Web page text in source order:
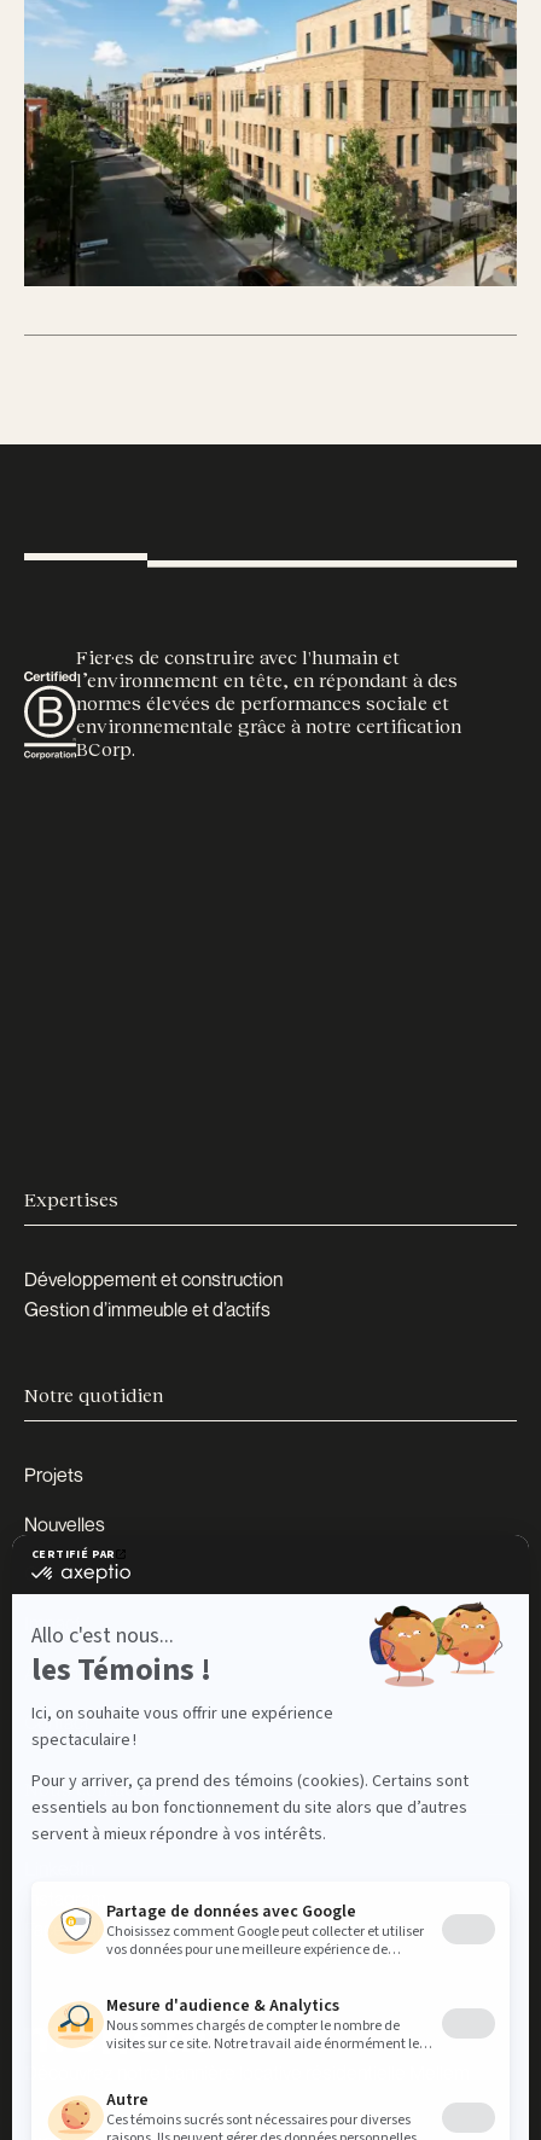
Fier·es de construire avec l'humain et
l’environnement en tête, en répondant à des
normes élevées de performances sociale et
environnementale grâce à notre certification
BCorp.
Expertises
Développement et construction
Gestion d’immeuble et d’actifs
Notre quotidien
Projets
Nouvelles
Carrières
Impact
À propos
Contact
Nous contacter
Facebook